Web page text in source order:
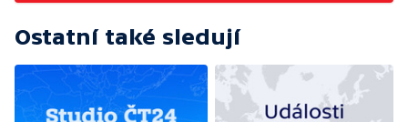
Ostatní také sledují